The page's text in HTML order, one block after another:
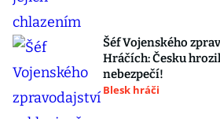
Šéf Vojenského
Hráčích: Česku
nebezpečí!
Blesk hráči